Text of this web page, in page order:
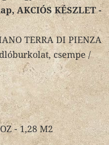
AKCIÓS KÉSZLET -
TERRA DI PIENZA
csempe /
- 1,28 M2